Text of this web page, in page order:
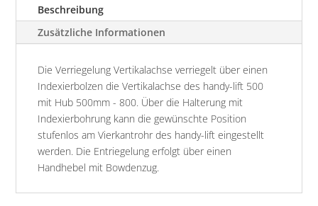
Beschreibung
Zusätzliche Informationen
Die Verriegelung Vertikalachse verriegelt über einen
Indexierbolzen die Vertikalachse des handy-lift 500
mit Hub 500mm - 800. Über die Halterung mit
Indexierbohrung kann die gewünschte Position
stufenlos am Vierkantrohr des handy-lift eingestellt
werden. Die Entriegelung erfolgt über einen
Handhebel mit Bowdenzug.